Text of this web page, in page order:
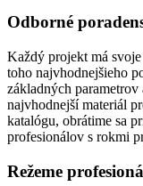
Odborné
Každý projekt má
toho najvhodnejšieho
základných
najvhodnejší materiál
katalógu, obrátime sa
profesionálov s rokmi
Režeme